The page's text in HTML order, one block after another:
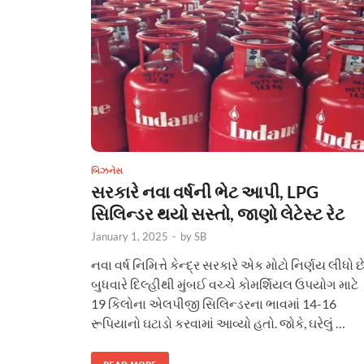
બિઝનેસ
સરકારે નવા વર્ષની ભેટ આપી, LPG
સિલિન્ડર થયો સસ્તો, જાણો લેટેસ્ટ રેટ
January 1, 2025 - bySB
નવા વર્ષ નિમિત્તે કેન્દ્ર સરકારે એક મોટો નિર્ણય લીધો
બુધવારે દિલ્હીથી મુંબઈ વચ્ચે કોમર્શિયલ ઉપયોગ માટે
19 કિલોના એલપીજી સિલિન્ડરના ભાવમાં 14-16
રૂપિયાનો ઘટાડો કરવામાં આવ્યો હતો. જોકે, ઘરેલું …